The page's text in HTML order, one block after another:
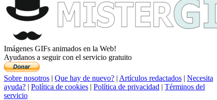
Imágenes GIFs animados en la Web!
Ayudanos a seguir con el servicio gratuito
Sobre nosotros | Que hay de nuevo? | Artículos redactados | Necesita
ayuda? | Política de cookies | Política de privacidad | Términos del
servicio